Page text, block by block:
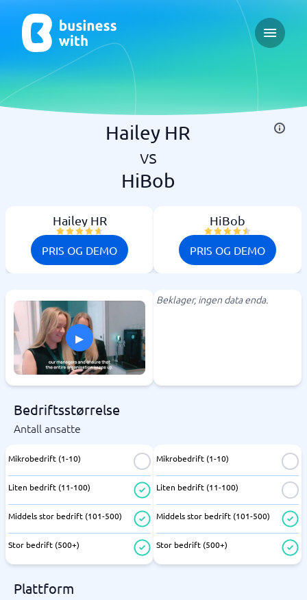
Open
Hailey HR
vs
HiBob
Hailey HR
PRIS OG DEMO
HiBob
PRIS OG DEMO
▸
Beklager, ingen data enda.
Bedriftsstørrelse
Antall ansatte
Mikrobedrift (1-10)
Liten bedrift (11-100)
Middels stor bedrift (101-500)
Stor bedrift (500+)
Mikrobedrift (1-10)
Liten bedrift (11-100)
Middels stor bedrift (101-500)
Stor bedrift (500+)
Plattform